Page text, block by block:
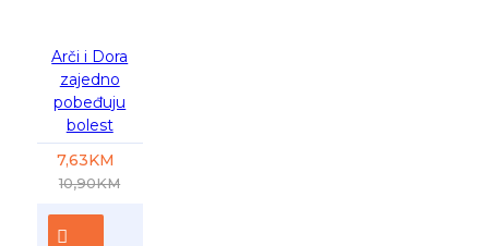
Arči i Dora
zajedno
pobeđuju
bolest
7,63KM
10,90KM